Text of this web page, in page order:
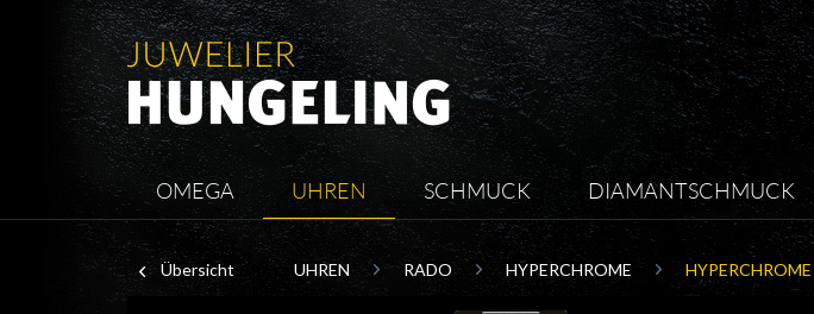
OMEGA UHREN SCHMUCK DIAMANTSCHMUCK
Übersicht UHREN RADO HYPERCHROME